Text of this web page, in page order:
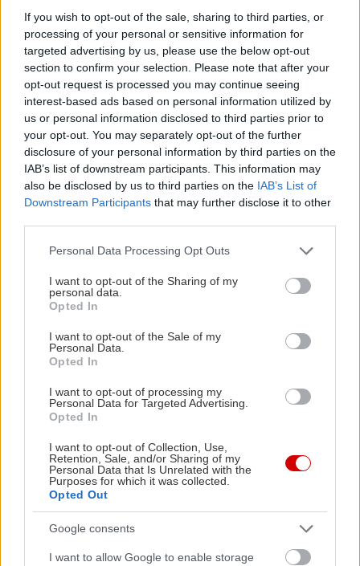
If you wish to opt-out of the sale, sharing to third parties, or
processing of your personal or sensitive information for
targeted advertising by us, please use the below opt-out
section to confirm your selection. Please note that after your
opt-out request is processed you may continue seeing
interest-based ads based on personal information utilized by
us or personal information disclosed to third parties prior to
your opt-out. You may separately opt-out of the further
disclosure of your personal information by third parties on the
IAB’s list of downstream participants. This information may
also be disclosed by us to third parties on the IAB’s List of
Downstream Participants that may further disclose it to other
Please note that this website/app uses one or more Google
not limited to your visit or usage behaviour. You may click to
grant or deny consent to Google and its third-party tags to
use your data for below specified purposes in below Google
consent section.
Personal Data Processing Opt Outs
I want to opt-out of the Sharing of my
personal data.
Opted In
I want to opt-out of the Sale of my
Personal Data.
Opted In
I want to opt-out of processing my
Personal Data for Targeted Advertising.
Opted In
I want to opt-out of Collection, Use,
Retention, Sale, and/or Sharing of my
Personal Data that Is Unrelated with the
Purposes for which it was collected.
Opted Out
Google consents
I want to allow Google to enable storage
Αναζήτηση
για...